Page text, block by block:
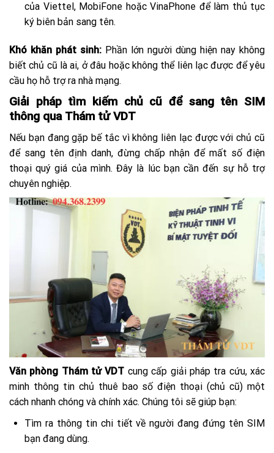
của Viettel, MobiFone hoặc VinaPhone để làm thủ tục
ký biên bản sang tên.
Khó khăn phát sinh: Phần lớn người dùng hiện nay không
biết chủ cũ là ai, ở đâu hoặc không thể liên lạc được để yêu
cầu họ hỗ trợ ra nhà mạng.
Giải pháp tìm kiếm chủ cũ để sang tên SIM
thông qua Thám tử VDT
Nếu bạn đang gặp bế tắc vì không liên lạc được với chủ cũ
để sang tên định danh, đừng chấp nhận để mất số điện
thoại quý giá của mình. Đây là lúc bạn cần đến sự hỗ trợ
chuyên nghiệp.
Văn phòng Thám tử VDT cung cấp giải pháp tra cứu, xác
minh thông tin chủ thuê bao số điện thoại (chủ cũ) một
cách nhanh chóng và chính xác. Chúng tôi sẽ giúp bạn:
Tìm ra thông tin chi tiết về người đang đứng tên SIM
bạn đang dùng.